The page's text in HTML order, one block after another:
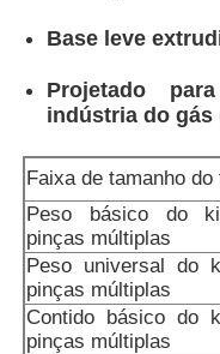
Base leve
Projetado
indústria do gás
Faixa de tamanho do
Peso básico do
pinças múltiplas
Peso universal do
pinças múltiplas
Contido básico do
pinças múltiplas